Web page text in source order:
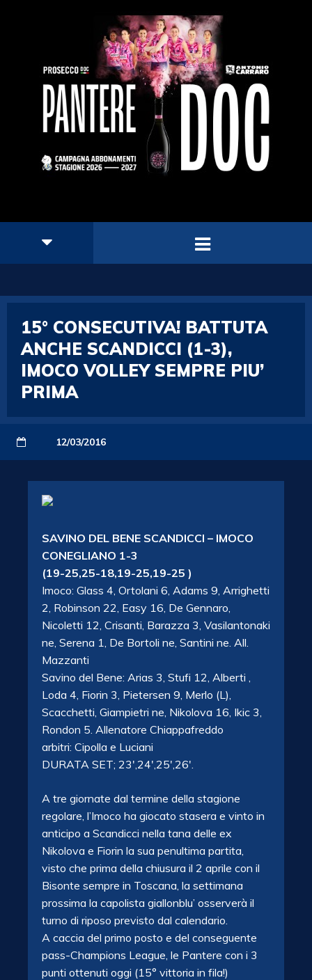
15° CONSECUTIVA! BATTUTA
ANCHE SCANDICCI (1-3),
IMOCO VOLLEY SEMPRE PIU’
PRIMA
12/03/2016
SAVINO DEL BENE SCANDICCI – IMOCO
CONEGLIANO 1-3
(19-25,25-18,19-25,19-25 )
Imoco: Glass 4, Ortolani 6, Adams 9, Arrighetti
2, Robinson 22, Easy 16, De Gennaro,
Nicoletti 12, Crisanti, Barazza 3, Vasilantonaki
ne, Serena 1, De Bortoli ne, Santini ne. All.
Mazzanti
Savino del Bene: Arias 3, Stufi 12, Alberti ,
Loda 4, Fiorin 3, Pietersen 9, Merlo (L),
Scacchetti, Giampietri ne, Nikolova 16, Ikic 3,
Rondon 5. Allenatore Chiappafreddo
arbitri: Cipolla e Luciani
DURATA SET; 23′,24′,25′,26′.
A tre giornate dal termine della stagione
regolare, l’Imoco ha giocato stasera e vinto in
anticipo a Scandicci nella tana delle ex
Nikolova e Fiorin la sua penultima partita,
visto che prima della chiusura il 2 aprile con il
Bisonte sempre in Toscana, la settimana
prossima la capolista giallonblu’ osserverà il
turno di riposo previsto dal calendario.
A caccia del primo posto e del conseguente
pass-Champions League, le Pantere con i 3
punti ottenuti oggi (15° vittoria in fila!)